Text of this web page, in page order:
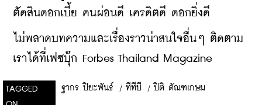
ตัดสินดอกเบี้ย คนผ่อนดี เครดิตดี ดอกยิ่งดี
ไม่พลาดบทความและเรื่องราวน่าสนใจอื่นๆ ติดตาม
เราได้ที่เฟซบุ๊ก Forbes Thailand Magazine
TAGGED
ฐากร ปิยะพันธ์ / ทีทีบี / ปิติ ตัณฑเกษม